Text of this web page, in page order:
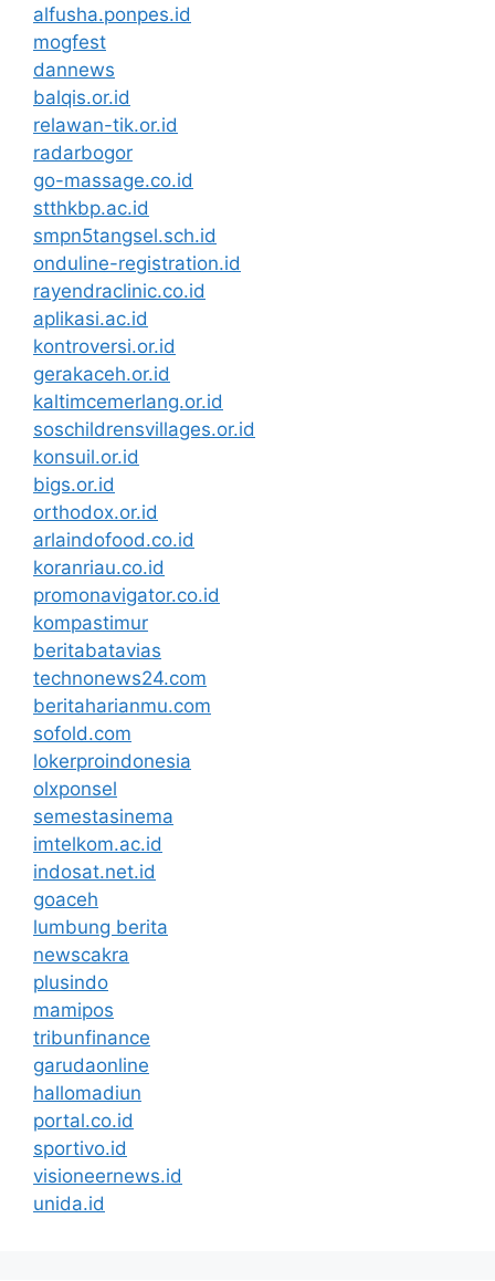
alfusha.ponpes.id
mogfest
dannews
balqis.or.id
relawan-tik.or.id
radarbogor
go-massage.co.id
stthkbp.ac.id
smpn5tangsel.sch.id
onduline-registration.id
rayendraclinic.co.id
aplikasi.ac.id
kontroversi.or.id
gerakaceh.or.id
kaltimcemerlang.or.id
soschildrensvillages.or.id
konsuil.or.id
bigs.or.id
orthodox.or.id
arlaindofood.co.id
koranriau.co.id
promonavigator.co.id
kompastimur
beritabatavias
technonews24.com
beritaharianmu.com
sofold.com
lokerproindonesia
olxponsel
semestasinema
imtelkom.ac.id
indosat.net.id
goaceh
lumbung berita
newscakra
plusindo
mamipos
tribunfinance
garudaonline
hallomadiun
portal.co.id
sportivo.id
visioneernews.id
unida.id